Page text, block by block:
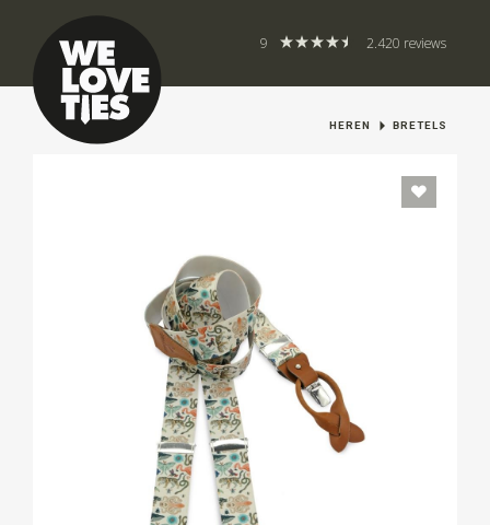
9 2.420 reviews
HEREN BRETELS